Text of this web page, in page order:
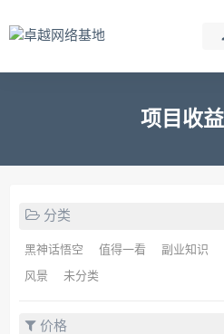
项目收
分类
黑神话悟空 值得一看 副业知识
风景 未分类
价格